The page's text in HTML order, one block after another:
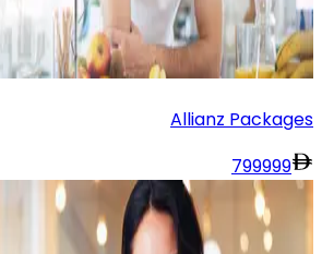
Allianz Packages
799999